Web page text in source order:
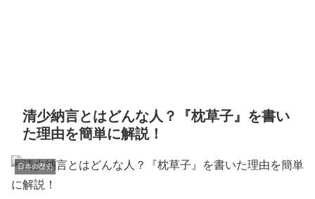
清少納言とはどんな人？『枕草子』を書い
た理由を簡単に解説！
日本の歴史